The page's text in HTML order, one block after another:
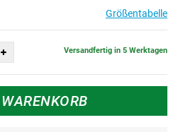
Größentabelle
Versandfertig in 5 Werktagen